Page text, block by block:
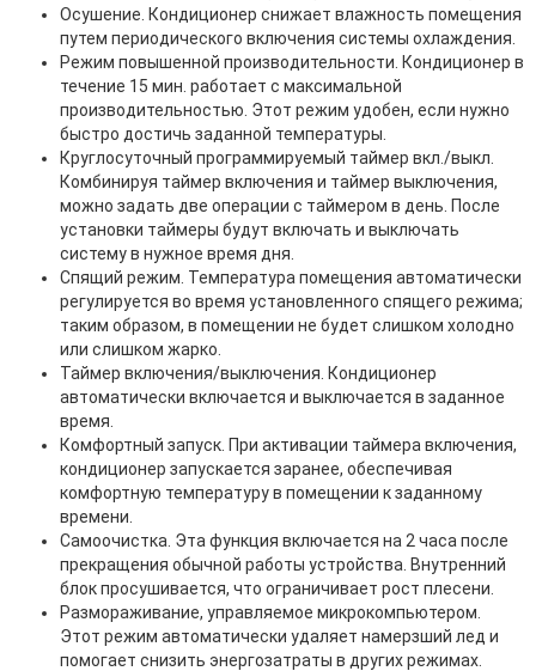
Осушение. Кондиционер снижает влажность помещения
путем периодического включения системы охлаждения.
Режим повышенной производительности. Кондиционер в
течение 15 мин. работает с максимальной
производительностью. Этот режим удобен, если нужно
быстро достичь заданной температуры.
Круглосуточный программируемый таймер вкл./выкл.
Комбинируя таймер включения и таймер выключения,
можно задать две операции с таймером в день. После
установки таймеры будут включать и выключать
систему в нужное время дня.
Спящий режим. Температура помещения автоматически
регулируется во время установленного спящего режима;
таким образом, в помещении не будет слишком холодно
или слишком жарко.
Таймер включения/выключения. Кондиционер
автоматически включается и выключается в заданное
время.
Комфортный запуск. При активации таймера включения,
кондиционер запускается заранее, обеспечивая
комфортную температуру в помещении к заданному
времени.
Самоочистка. Эта функция включается на 2 часа после
прекращения обычной работы устройства. Внутренний
блок просушивается, что ограничивает рост плесени.
Размораживание, управляемое микрокомпьютером.
Этот режим автоматически удаляет намерзший лед и
помогает снизить энергозатраты в других режимах.